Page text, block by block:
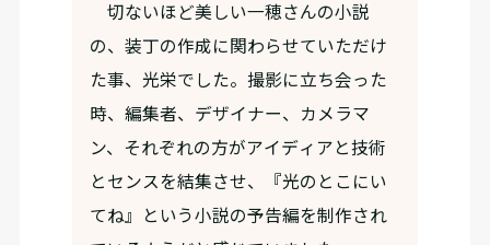
切ないほど美しい一穂さんの小説
の、装丁の作成に関わらせていただけ
た事、光栄でした。撮影に立ち会った
時、編集者、デザイナー、カメラマ
ン、それぞれの方がアイディアと技術
とセンスを結集させ、『光のとこにい
てね』という小説の予告編を制作され